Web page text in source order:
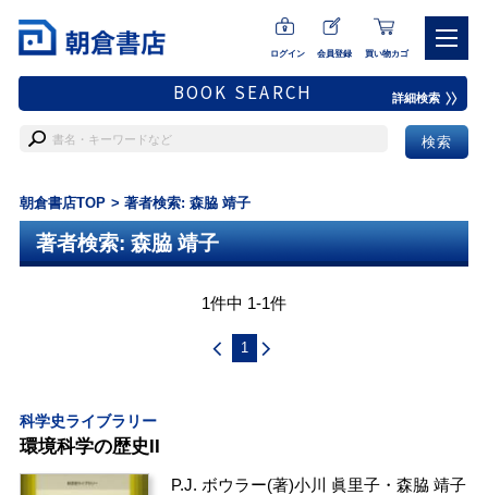
ログイン 会員登録 買い物カゴ
BOOK SEARCH 詳細検索
朝倉書店TOP 著者検索: 森脇 靖子
著者検索: 森脇 靖子
1件中 1-1件
1
科学史ライブラリー
環境科学の歴史II
P.J. ボウラー(著)小川 眞里子 ・森脇 靖子